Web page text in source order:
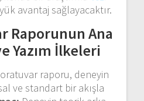
avantaj sağlayacaktır.
Raporunun Ana
Yazım İlkeleri
raporu, deneyin
ve standart bir akışla